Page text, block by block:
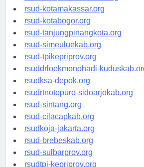
rsud-limapuluhkotakab.org
rsud-kotamakassar.org
rsud-kotabogor.org
rsud-tanjungpinangkota.org
rsud-simeuluekab.org
rsud-tpikepriprov.org
rsuddrloekmonohadi-kuduskab.org
rsudksa-depok.org
rsudrtnotopuro-sidoarjokab.org
rsud-sintang.org
rsud-cilacapkab.org
rsudkoja-jakarta.org
rsud-brebeskab.org
rsud-sulbarprov.org